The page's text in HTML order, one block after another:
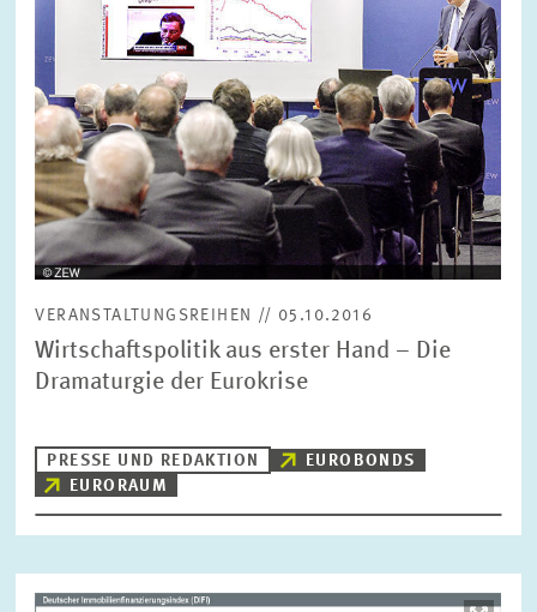
FORSCHUNG
SERVICE
GREMIEN
VERNETZUNG
Jahr
Bitte wählen Sie ein Jahr
Monat
Bitte wählen Sie einen Monat
Bereiche
Schlagworte
VERANSTALTUNGSREIHEN // 05.10.2016
Wirtschaftspolitik aus erster Hand – Die
Dramaturgie der Eurokrise
PRESSE UND REDAKTION
EUROBONDS
EURORAUM
Bild